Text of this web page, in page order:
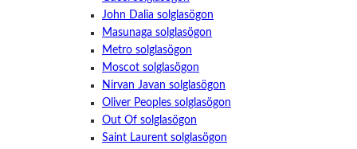
John Dalia solglasögon
Masunaga solglasögon
Metro solglasögon
Moscot solglasögon
Nirvan Javan solglasögon
Oliver Peoples solglasögon
Out Of solglasögon
Saint Laurent solglasögon